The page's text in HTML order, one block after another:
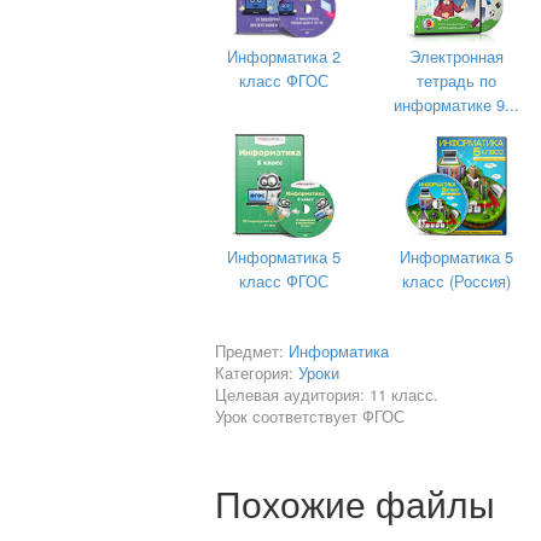
12. Сохраните Базу данных «Золотой
Практическая работа №1.
«Золотой ключик»
«Возраст». Вставьте данные:
Лиса Алиса
Биология
П
Н
У
Т
Ф
С
Химия
Математика
Информатика 2
класс ФГОС
Электронная
тетрадь по
информатике 9...
Информатика 5
класс ФГОС
Информатика 5
класс (Россия)
Предмет: Информатика
Категория:Уроки
Целевая аудитория: 11 класс.
Урок соответствует ФГОС
Похожие файлы